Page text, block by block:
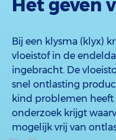
Het geven
Bij een klysma (klyx)
vloeistof in de
ingebracht. De
snel ontlasting
kind problemen
onderzoek krijgt
mogelijk vrij van